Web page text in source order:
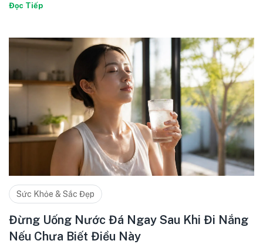
Đọc Tiếp
Sức Khỏe & Sắc Đẹp
Đừng Uống Nước Đá Ngay Sau Khi Đi Nắng
Nếu Chưa Biết Điều Này